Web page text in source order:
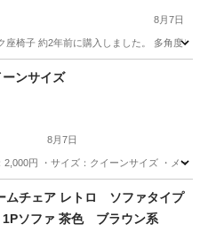
8月7日
座椅子 約2年前に購入しました。 多角度
ンサイズ
8月7日
円 ・サイズ：クイーンサイズ ・メ
ムチェア レトロ ソファタイプ
ソファ 茶色 ブラウン系